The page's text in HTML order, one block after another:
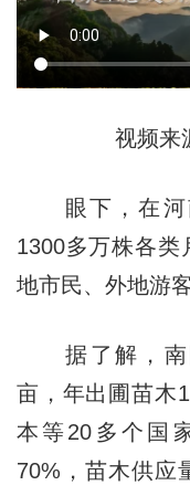
视频来
眼下，在河
1300多万株各类
地市民、外地游
据了解，南
亩，年出圃苗木
本等20多个国
70%，苗木供应